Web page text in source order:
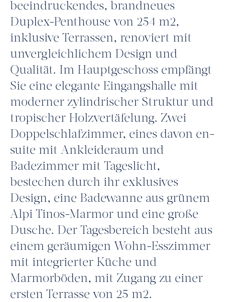
beeindruckendes, brandneues
Duplex-Penthouse von 254 m2,
inklusive Terrassen, renoviert mit
unvergleichlichem Design und
Qualität. Im Hauptgeschoss empfängt
Sie eine elegante Eingangshalle mit
moderner zylindrischer Struktur und
tropischer Holzvertäfelung. Zwei
Doppelschlafzimmer, eines davon en-
suite mit Ankleideraum und
Badezimmer mit Tageslicht,
bestechen durch ihr exklusives
Design, eine Badewanne aus grünem
Alpi Tinos-Marmor und eine große
Dusche. Der Tagesbereich besteht aus
einem geräumigen Wohn-Esszimmer
mit integrierter Küche und
Marmorböden, mit Zugang zu einer
ersten Terrasse von 25 m2.